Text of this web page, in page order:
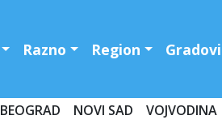
Razno Region Gradovi
BEOGRAD NOVI SAD VOJVODINA